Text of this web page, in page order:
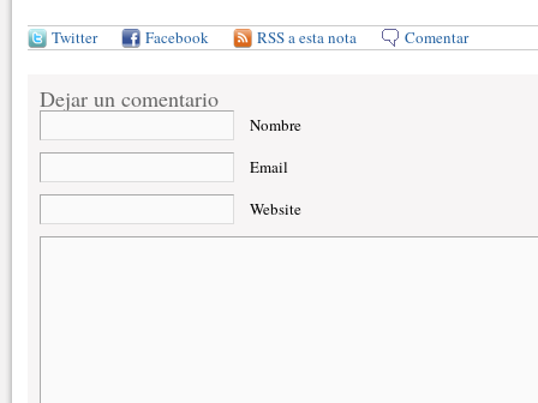
Twitter Facebook RSS a esta nota Comentar
Dejar un comentario
Nombre
Email
Website